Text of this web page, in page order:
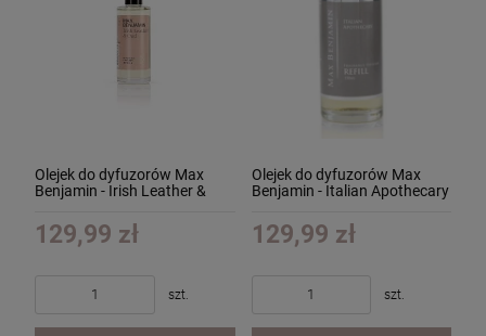
Olejek do dyfuzorów Max
Benjamin - Irish Leather &
129,99 zł
szt.
Olejek do dyfuzorów Max
Benjamin - Italian Apothecary
129,99 zł
szt.